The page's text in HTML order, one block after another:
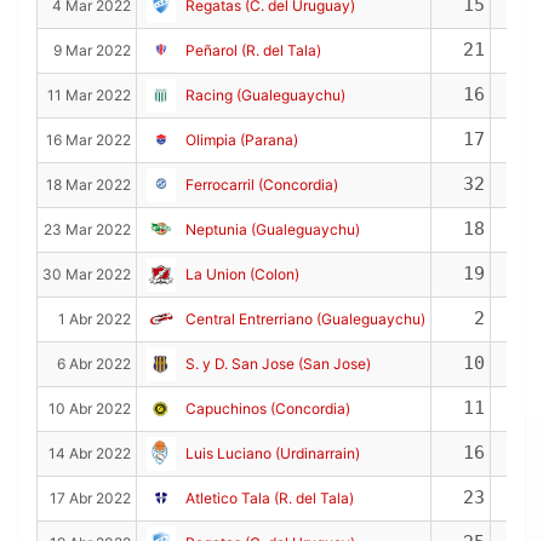
4 Mar 2022 Regatas (C. del Uruguay) 15
9 Mar 2022 Peñarol (R. del Tala) 21
11 Mar 2022 Racing (Gualeguaychu) 16
16 Mar 2022 Olimpia (Parana) 17
18 Mar 2022 Ferrocarril (Concordia) 32
23 Mar 2022 Neptunia (Gualeguaychu) 18
30 Mar 2022 La Union (Colon) 19
1 Abr 2022 Central Entrerriano (Gualeguaychu) 2
6 Abr 2022 S. y D. San Jose (San Jose) 10
10 Abr 2022 Capuchinos (Concordia) 11
14 Abr 2022 Luis Luciano (Urdinarrain) 16
17 Abr 2022 Atletico Tala (R. del Tala) 23